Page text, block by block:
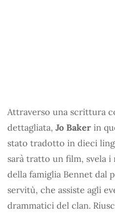
Attraverso una scrittura
dettagliata, Jo Baker in
stato tradotto in dieci
sarà tratto un film, svela
della famiglia Bennet dal
servitù, che assiste agli
drammatici del clan.